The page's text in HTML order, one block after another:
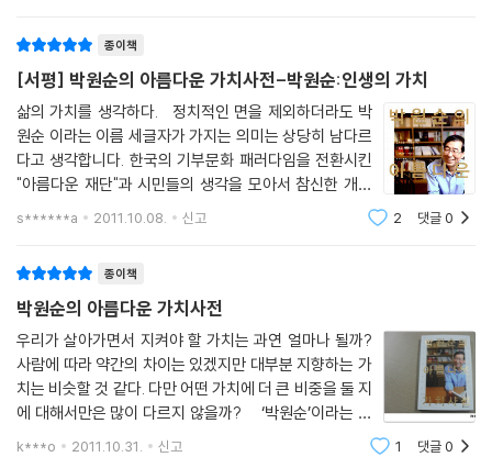
들이 사람의 손길을 기다리고 있다. 이것을 관리하는 직업이 새로 생길 수
있다. 이름하여 ‘한옥관리사’다. ---p.93 「창의」 중에서
워싱턴에 본부가 있는 구제품 기증운동단체인 ‘굿윌’을 방문했다. 굿윌 사
람들은 “우리가 한국지부를 만들려고 하니 노하우를 좀 가르쳐 달라”고 하
는데도 별 관심을 보이지 않았다. 영국에서도 마찬가지였다. 영국의 대표
적 기부단체인 ‘옥스팜’ 역시 재활용 기부단체를 만들려 한다는 한국의 이
름 없는 방문자들을 전혀 주목하지 않았다.
단해졌다. 두고 보라. 당신들을 후회하게 만들 것이다. 절치부심했다. 온 열
정을 품고 발품을 팔아가며 일했다. 그렇게 아름다운가게를 설립했다. 그
리고 성공했다. 주변에서 안 될 것이라고 우려하던 것을 보기좋게 뒤집고
전국 110개가 넘는 매장을 열며 5,000명의 자원봉사자를 끌어 모았다. 우
리가 대성공을 거두고 나자 비로소 옥스팜 국장이 우리에게 “손을 잡자”고
제안을 해왔다. 입장이 뒤바뀐 것이다.
이렇게 나는 주변에서 “아무리 해도 안 될 것”이라고 말릴 때 더욱 그 일에
종이책
[서평] 박원순의 아름다운 가치사전-박원순:인생의 가치
삶의 가치를 생각하다. 정치적인 면을 제외하더라도 박
원순 이라는 이름 세글자가 가지는 의미는 상당히 남다르
다고 생각합니다. 한국의 기부문화 패러다임을 전환시킨
"아름다운 재단"과 시민들의 생각을 모아서 참신한 개혁
을 위한 발판을 만들어 내는 "희망 제작소"의 탄생은 박원
s******a 2011.10.08. 신고 2 댓글0
종이책
박원순의 아름다운 가치사전
우리가 살아가면서 지켜야 할 가치는 과연 얼마나 될까?
사람에 따라 약간의 차이는 있겠지만 대부분 지향하는 가
치는 비슷할 것 같다. 다만 어떤 가치에 더 큰 비중을 둘 지
에 대해서만은 많이 다르지 않을까? ‘박원순’이라는 이
름에는 많은 수식어가 붙는다. 대한민국 최초로 시민단체
k***o 2011.10.31. 신고 1 댓글0